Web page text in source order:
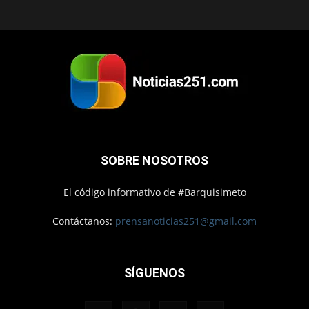
SOBRE NOSOTROS
El código informativo de #Barquisimeto
Contáctanos: prensanoticias251@gmail.com
SÍGUENOS